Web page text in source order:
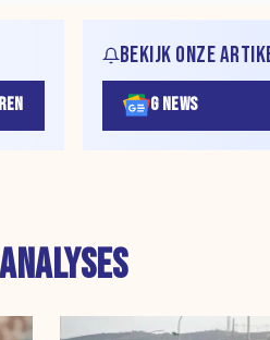
BEKIJK ONZE
G NEWS
ANALYSES